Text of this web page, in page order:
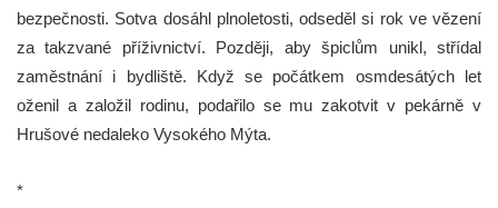
bezpečnosti. Sotva dosáhl plnoletosti, odseděl si rok ve vězení
za takzvané příživnictví. Později, aby špiclům unikl, střídal
zaměstnání i bydliště. Když se počátkem osmdesátých let
oženil a založil rodinu, podařilo se mu zakotvit v pekárně v
Hrušové nedaleko Vysokého Mýta.
*